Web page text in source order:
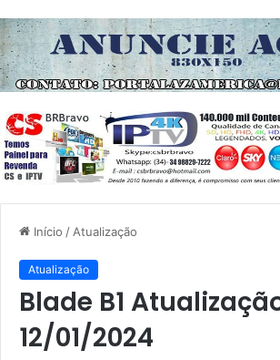
Início / Atualização
Atualização
Blade B1
12/01/2024